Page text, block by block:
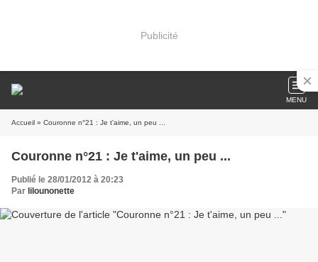
Publicité
MENU
Accueil » Couronne n°21 : Je t'aime, un peu ...
Couronne n°21 : Je t'aime, un peu ...
Publié le 28/01/2012 à 20:23
Par lilounonette